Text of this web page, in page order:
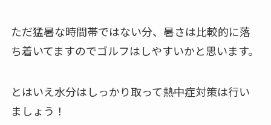
ただ猛暑な時間帯ではない分、暑さは比較的に落
ち着いてますのでゴルフはしやすいかと思います。
とはいえ水分はしっかり取って熱中症対策は行い
ましょう！